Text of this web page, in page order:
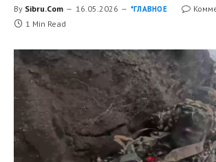
By Sibru.Com 16.05.2026 *ГЛАВНОЕ
1 Min Read